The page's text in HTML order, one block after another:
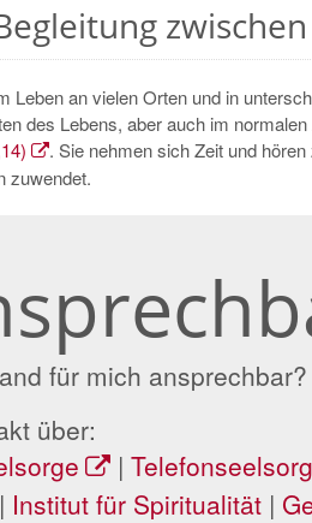
Leben an vielen Orten und in
des Lebens, aber auch im
. Sie nehmen sich Zeit und
zuwendet.
für mich ansprechbar?
über:
|
| Institut für Spiritualität |